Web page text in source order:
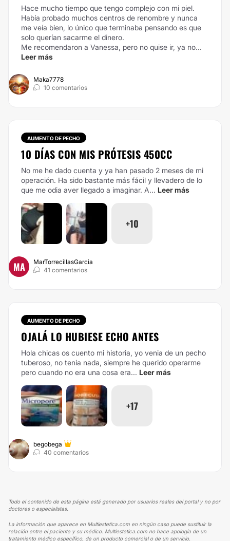
Hace mucho tiempo que tengo complejo con mi piel.
Había probado muchos centros de renombre y nunca
me veía bien, lo único que terminaba pensando es que
solo querían sacarme el dinero.
Me recomendaron a Vanessa, pero no quise ir, ya no...
Leer más
Maka7778
10 comentarios
AUMENTO DE PECHO
10 DÍAS CON MIS PRÓTESIS 450CC
No me he dado cuenta y ya han pasado 2 meses de mi
operación. Ha sido bastante más fácil y llevadero de lo
que me odia aver llegado a imaginar. A... Leer más
+10
MA
MarTorrecillasGarcia
41 comentarios
AUMENTO DE PECHO
OJALÁ LO HUBIESE ECHO ANTES
Hola chicas os cuento mi historia, yo venia de un pecho
tuberoso, no tenia nada, siempre he querido operarme
pero cuando no era una cosa era... Leer más
+17
begobega
40 comentarios
Todo el contenido de esta página está generado por usuarios reales del portal y no por
doctores o especialistas.
La información que aparece en Multiestetica.com en ningún caso puede sustituir la
relación entre el paciente y su médico. Multiestetica.com no hace apología de un
tratamiento médico específico, de un producto comercial o de un servicio.